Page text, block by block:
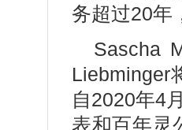
务超过20年
Sascha
Liebminger
自2020年4
表和百年灵